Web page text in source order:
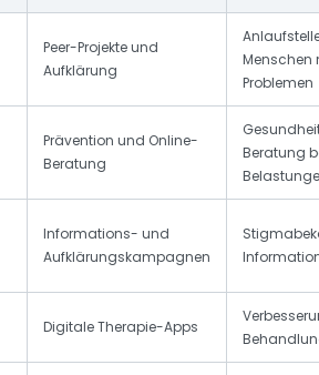
Peer-Projekte und
Aufklärung
Menschen
Problemen
Prävention und Online-
Beratung
Beratung
Informations- und
Aufklärungskampagnen
Digitale Therapie-Apps